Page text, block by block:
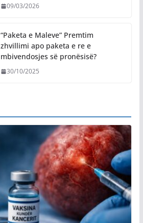
09/03/2026
“Paketa e Maleve” Premtim
zhvillimi apo paketa e re e
mbivendosjes së pronësisë?
30/10/2025